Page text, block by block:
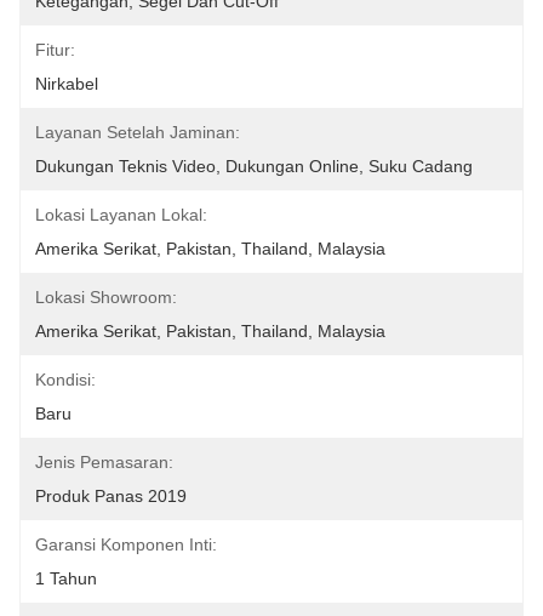
Fitur:
Nirkabel
Layanan Setelah Jaminan:
Dukungan Teknis Video, Dukungan Online, Suku Cadang
Lokasi Layanan Lokal:
Amerika Serikat, Pakistan, Thailand, Malaysia
Lokasi Showroom:
Amerika Serikat, Pakistan, Thailand, Malaysia
Kondisi:
Baru
Jenis Pemasaran:
Produk Panas 2019
Garansi Komponen Inti:
1 Tahun